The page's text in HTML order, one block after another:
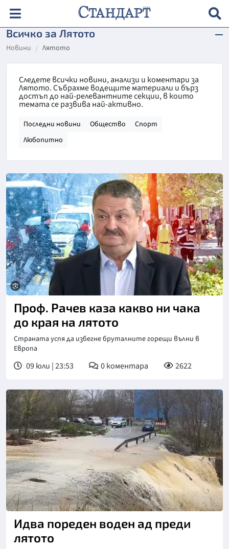
Всичко за Лятото
Новини Лятото
Следете всички новини, анализи и коментари за
Лятото. Събрахме водещите материали и бърз
достъп до най-релевантните секции, в които
темата се развива най-активно.
Последни новини Общество
Спорт
Любопитно
Проф. Рачев каза какво ни чака
до края на лятото
Страната успя да избегне бруталните горещи вълни в
Европа
09 юли | 23:53 0коментара 2622
Идва пореден воден ад преди
лятото